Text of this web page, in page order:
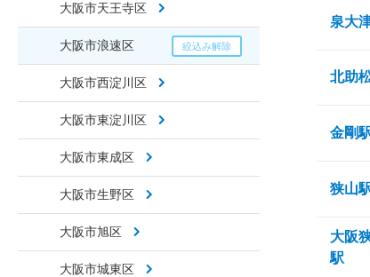
大阪市天王寺区
大阪市浪速区
大阪市西淀川区
大阪市東淀川区
大阪市東成区
大阪市生野区
大阪市旭区
大阪市城東区
泉大
北助
金剛
狭山
大阪
駅